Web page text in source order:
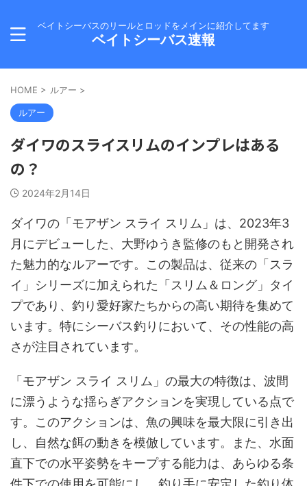
ベイトシーバスのリールとロッドをメインに紹介してます
ベイトシーバス速報
HOME > ルアー >
ルアー
ダイワのスライスリムのインプレはある
の？
2024年2月14日
ダイワの「モアザン スライ スリム」は、2023年3
月にデビューした、大野ゆうき監修のもと開発され
た魅力的なルアーです。この製品は、従来の「スラ
イ」シリーズに加えられた「スリム＆ロング」タイ
プであり、釣り愛好家たちからの高い期待を集めて
います。特にシーバス釣りにおいて、その性能の高
さが注目されています。
「モアザン スライ スリム」の最大の特徴は、波間
に漂うような揺らぎアクションを実現している点で
す。このアクションは、魚の興味を最大限に引き出
し、自然な餌の動きを模倣しています。また、水面
直下での水平姿勢をキープする能力は、あらゆる条